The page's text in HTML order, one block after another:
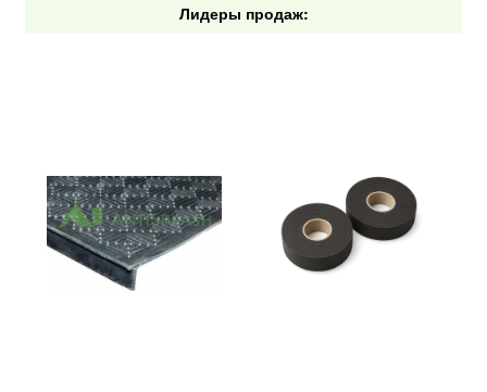
Лидеры продаж: